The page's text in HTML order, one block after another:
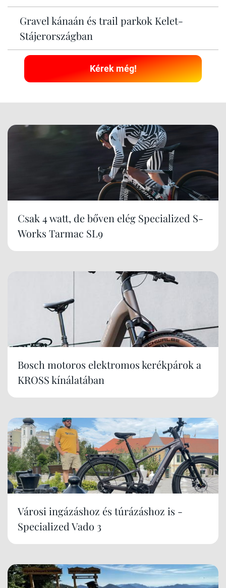
Gravel kánaán és trail parkok Kelet-
Stájerországban
Kérek még!
Csak 4 watt, de bőven elég Specialized S-
Works Tarmac SL9
Bosch motoros elektromos kerékpárok a
KROSS kínálatában
Városi ingázáshoz és túrázáshoz is -
Specialized Vado 3